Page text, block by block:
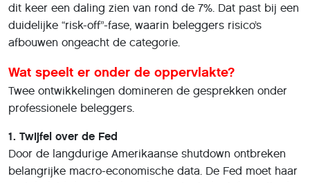
dit keer een daling zien van rond de 7%. Dat past bij een
duidelijke “risk-off”-fase, waarin beleggers risico’s
afbouwen ongeacht de categorie.
Wat speelt er onder de oppervlakte?
Twee ontwikkelingen domineren de gesprekken onder
professionele beleggers.
1. Twijfel over de Fed
Door de langdurige Amerikaanse shutdown ontbreken
belangrijke macro-economische data. De Fed moet haar